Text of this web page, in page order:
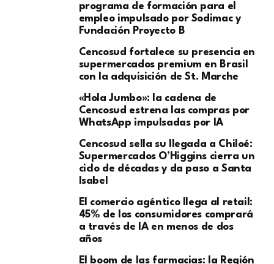
programa de formación para el
empleo impulsado por Sodimac y
Fundación Proyecto B
Cencosud fortalece su presencia en
supermercados premium en Brasil
con la adquisición de St. Marche
«Hola Jumbo»: la cadena de
Cencosud estrena las compras por
WhatsApp impulsadas por IA
Cencosud sella su llegada a Chiloé:
Supermercados O’Higgins cierra un
ciclo de décadas y da paso a Santa
Isabel
El comercio agéntico llega al retail:
45% de los consumidores comprará
a través de IA en menos de dos
años
El boom de las farmacias: la Región